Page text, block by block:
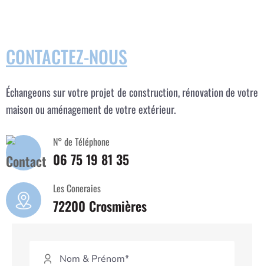
CONTACTEZ-NOUS
Échangeons sur votre projet de construction, rénovation de votre
maison ou aménagement de votre extérieur.
N° de Téléphone
06 75 19 81 35
Les Coneraies
72200 Crosmières